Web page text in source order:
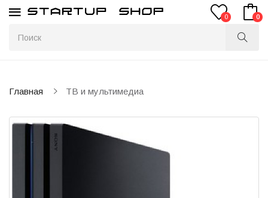
0 0
Главная ТВ и мультимедиа